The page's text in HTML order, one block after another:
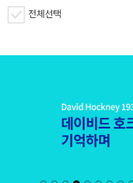
전체선택